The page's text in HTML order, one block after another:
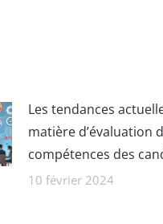
Les tendances
matière d’évaluation
compétences des
10 février 2024